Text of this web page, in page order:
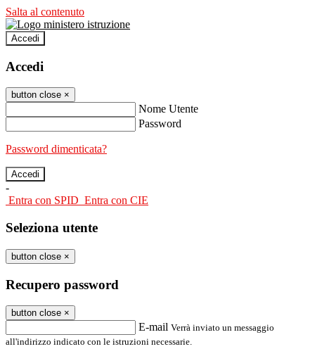
Salta al contenuto
Accedi
Accedi
button close ×
Nome Utente
Password
Password dimenticata?
-
Entra con SPID Entra con CIE
Seleziona utente
button close ×
Recupero password
button close ×
E-mail Verrà inviato un messaggio
all'indirizzo indicato con le istruzioni necessarie.